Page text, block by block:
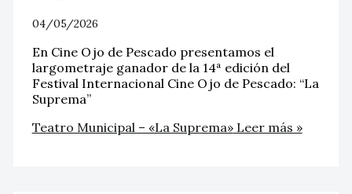
04/05/2026
En Cine Ojo de Pescado presentamos el
largometraje ganador de la 14ª edición del
Festival Internacional Cine Ojo de Pescado: “La
Suprema”
Teatro Municipal – «La Suprema»Leer más »